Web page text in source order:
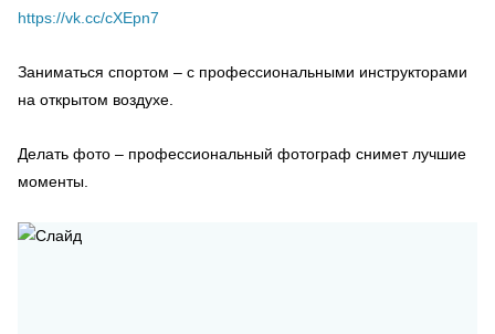
https://vk.cc/cXEpn7
Заниматься спортом – с профессиональными инструкторами
на открытом воздухе.
Делать фото – профессиональный фотограф снимет лучшие
моменты.